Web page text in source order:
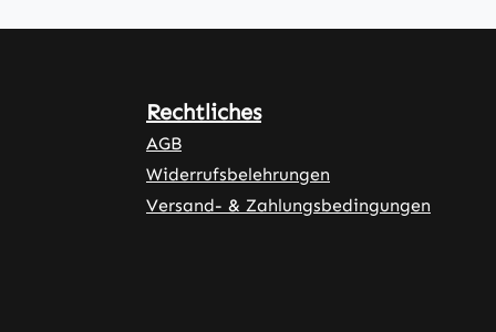
Rechtliches
AGB
Widerrufsbelehrungen
Versand- & Zahlungsbedingungen